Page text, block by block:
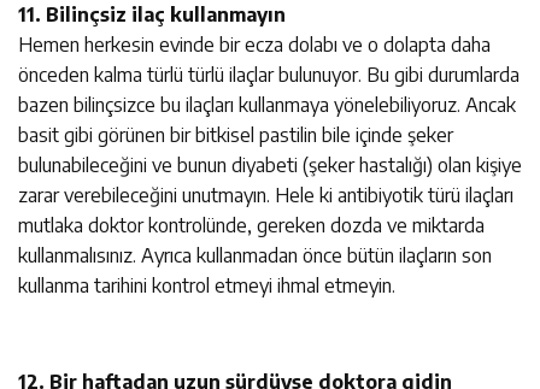
11. Bilinçsiz ilaç kullanmayın
Hemen herkesin evinde bir ecza dolabı ve o dolapta daha
önceden kalma türlü türlü ilaçlar bulunuyor. Bu gibi durumlarda
bazen bilinçsizce bu ilaçları kullanmaya yönelebiliyoruz. Ancak
basit gibi görünen bir bitkisel pastilin bile içinde şeker
bulunabileceğini ve bunun diyabeti (şeker hastalığı) olan kişiye
zarar verebileceğini unutmayın. Hele ki antibiyotik türü ilaçları
mutlaka doktor kontrolünde, gereken dozda ve miktarda
kullanmalısınız. Ayrıca kullanmadan önce bütün ilaçların son
kullanma tarihini kontrol etmeyi ihmal etmeyin.
12. Bir haftadan uzun sürdüyse doktora gidin